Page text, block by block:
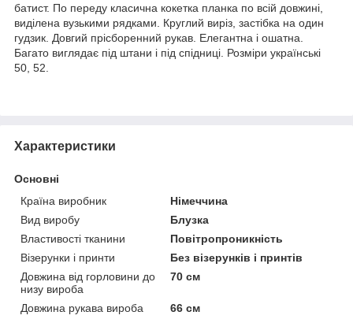
батист. По переду класична кокетка планка по всій довжині,
виділена вузькими рядками. Круглий виріз, застібка на один
гудзик. Довгий прісборенний рукав. Елегантна і ошатна.
Багато виглядає під штани і під спідниці. Розміри українські
50, 52.
Характеристики
Основні
Країна виробник
Німеччина
Вид виробу
Блузка
Властивості тканини
Повітропроникність
Візерунки і принти
Без візерунків і принтів
Довжина від горловини до
низу вироба
70 см
Довжина рукава вироба
66 см